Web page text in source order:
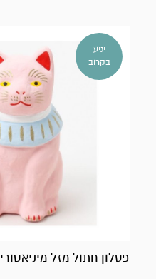
יגיע
בקרוב
פסלון חתול מזל מיניאטורי 7.8 ס"מ